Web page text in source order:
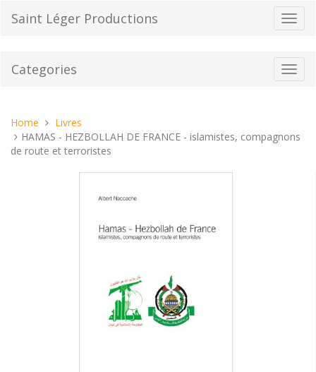
Saint Léger Productions
Categories
You
are
here:
Home
Livres
HAMAS - HEZBOLLAH DE FRANCE - islamistes, compagnons
de route et terroristes